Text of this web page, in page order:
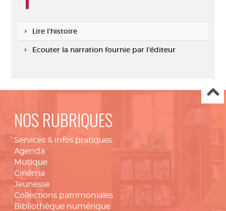
Lire l'histoire
Ecouter la narration fournie par l'éditeur
NOS RUBRIQUES
Services & infos pratiques
Agenda
Musique
Cinéma
Jeunesse
Collections patrimoniales
Bibliothèque numérique